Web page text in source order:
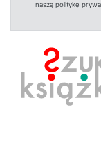
naszą politykę